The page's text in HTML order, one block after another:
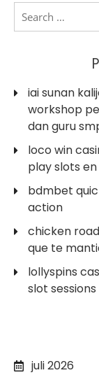
search
for:
iai sunan
workshop
dan guru
loco win
play slots
bdmbet
action
chicken
que te
lollyspins
slot sessions
juli 2026